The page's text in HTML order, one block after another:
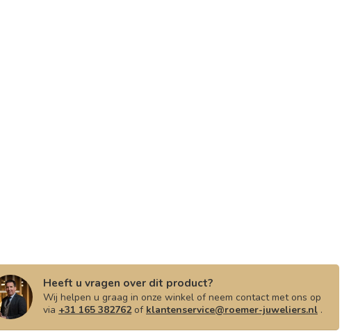
Heeft u vragen over dit product?
Wij helpen u graag in onze winkel of neem contact met ons op
via +31 165 382762of klantenservice@roemer-juweliers.nl .